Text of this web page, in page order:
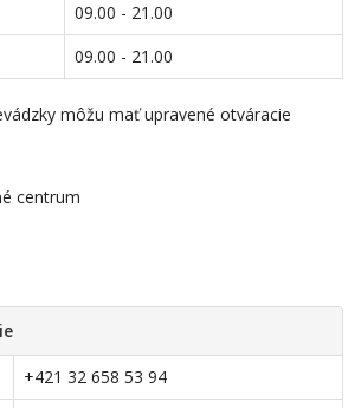
09.00 - 21.00
09.00 - 21.00
môžu mať upravené otváracie
centrum
+421 32 658 53 94